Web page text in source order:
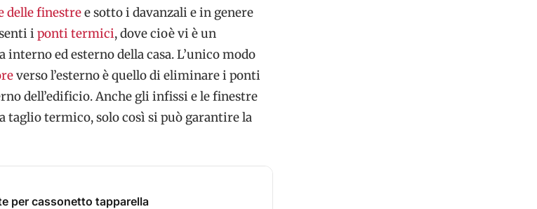
delle finestree sotto i davanzali e in genere
i ponti termici, dove cioè vi è un
interno ed esterno della casa. L’unico modo
verso l’esterno è quello di eliminare i ponti
dell’edificio. Anche gli infissi e le finestre
taglio termico, solo così si può garantire la
per cassonetto tapparella